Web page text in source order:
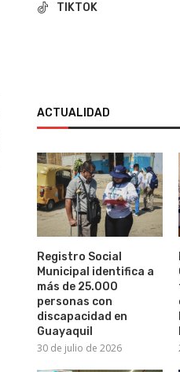
TIKTOK
ACTUALIDAD
Registro Social
Municipal identifica a
más de 25.000
personas con
discapacidad en
Guayaquil
30 de julio de 2026